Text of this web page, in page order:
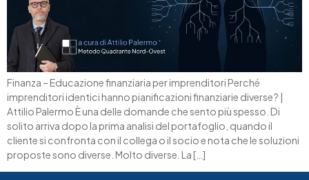
Finanza – Educazione finanziaria per imprenditori Perché
imprenditori identici hanno pianificazioni finanziarie diverse? |
Attilio Palermo È una delle domande che sento più spesso. Di
solito arriva dopo la prima analisi del portafoglio, quando il
cliente si confronta con il collega o il socio e nota che le soluzioni
proposte sono diverse. Molto diverse. La […]